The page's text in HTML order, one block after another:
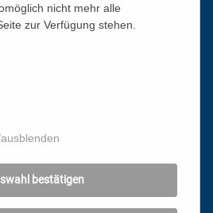
nicht mehr alle
zur Verfügung stehen.
bestätigen